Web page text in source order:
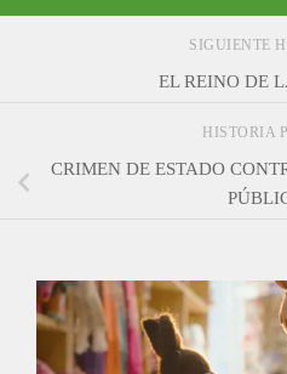
SIGUIENTE
EL REINO DE
HISTORIA
CRIMEN DE ESTADO